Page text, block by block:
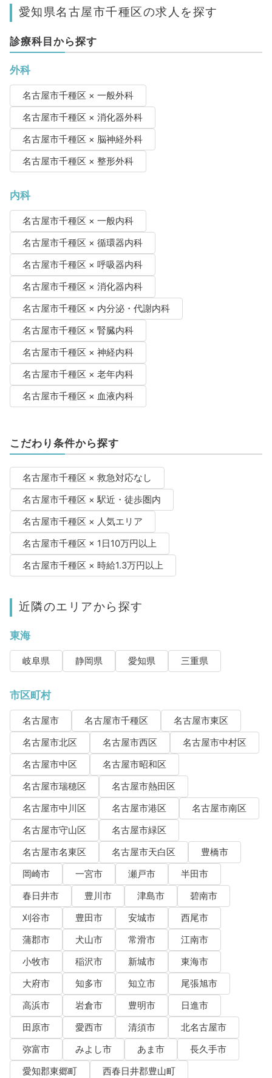
愛知県名古屋市千種区の求人を探す
診療科目から探す
外科
名古屋市千種区 × 一般外科
名古屋市千種区 × 消化器外科
名古屋市千種区 × 脳神経外科
名古屋市千種区 × 整形外科
内科
名古屋市千種区 × 一般内科
名古屋市千種区 × 循環器内科
名古屋市千種区 × 呼吸器内科
名古屋市千種区 × 消化器内科
名古屋市千種区 × 内分泌・代謝内科
名古屋市千種区 × 腎臓内科
名古屋市千種区 × 神経内科
名古屋市千種区 × 老年内科
名古屋市千種区 × 血液内科
こだわり条件から探す
名古屋市千種区 × 救急対応なし
名古屋市千種区 × 駅近・徒歩圏内
名古屋市千種区 × 人気エリア
名古屋市千種区 × 1日10万円以上
名古屋市千種区 × 時給1.3万円以上
近隣のエリアから探す
東海
岐阜県 静岡県 愛知県 三重県
市区町村
名古屋市 名古屋市千種区
名古屋市東区
名古屋市北区
名古屋市西区
名古屋市中村区
名古屋市中区
名古屋市昭和区
名古屋市瑞穂区
名古屋市熱田区
名古屋市中川区
名古屋市港区
名古屋市南区
名古屋市守山区
名古屋市緑区
名古屋市名東区
名古屋市天白区
豊橋市
岡崎市
一宮市 瀬戸市
半田市
春日井市
豊川市 津島市
碧南市
刈谷市
豊田市 安城市
西尾市
蒲郡市
犬山市 常滑市
江南市
小牧市
稲沢市 新城市
東海市
大府市
知多市 知立市
尾張旭市
高浜市
岩倉市 豊明市
日進市
田原市
愛西市 清須市
北名古屋市
弥富市
みよし市 あま市
長久手市
愛知郡東郷町
西春日井郡豊山町